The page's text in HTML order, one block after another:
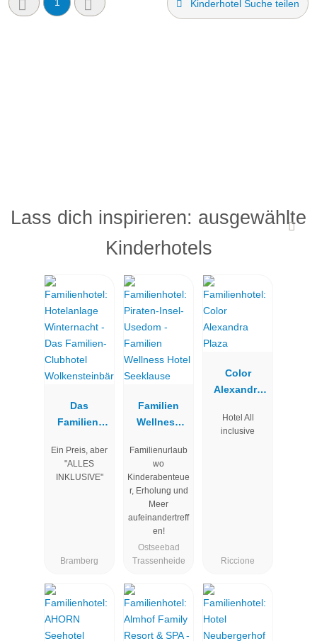
Kinderhotel Suche teilen
Lass dich inspirieren: ausgewählte
Kinderhotels
Das
Familien-
Wolkenstein
Ein Preis, aber
"ALLES
INKLUSIVE"
Bramberg
Familien
Wellness
Seeklause
Familienurlaub
wo
Kinderabenteue
r, Erholung und
Meer
aufeinandertreff
en!
Ostseebad
Trassenheide
Color
Alexandra
Hotel All
inclusive
Riccione